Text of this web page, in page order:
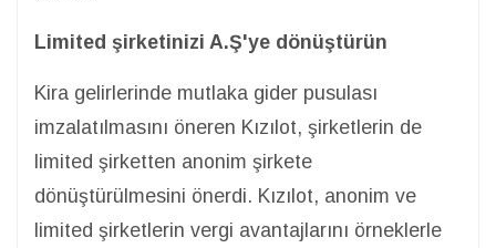
Limited şirketinizi A.Ş'ye dönüştürün
Kira gelirlerinde mutlaka gider pusulası
imzalatılmasını öneren Kızılot, şirketlerin de
limited şirketten anonim şirkete
dönüştürülmesini önerdi. Kızılot, anonim ve
limited şirketlerin vergi avantajlarını örneklerle